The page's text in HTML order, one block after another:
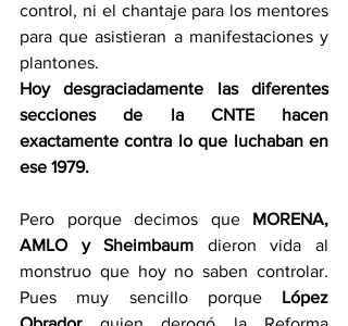
control, ni el chantaje para los mentores
para que asistieran a manifestaciones y
plantones.
Hoy desgraciadamente las diferentes
secciones de la CNTE hacen
exactamente contra lo que luchaban en
ese 1979.
Pero porque decimos que MORENA,
AMLO y
Sheimbaum dieron vida al
monstruo que hoy no saben controlar.
Pues muy sencillo porque López